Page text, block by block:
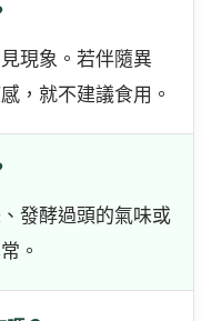
現象。若伴隨異
，就不建議食用。
發酵過頭的氣味或
。